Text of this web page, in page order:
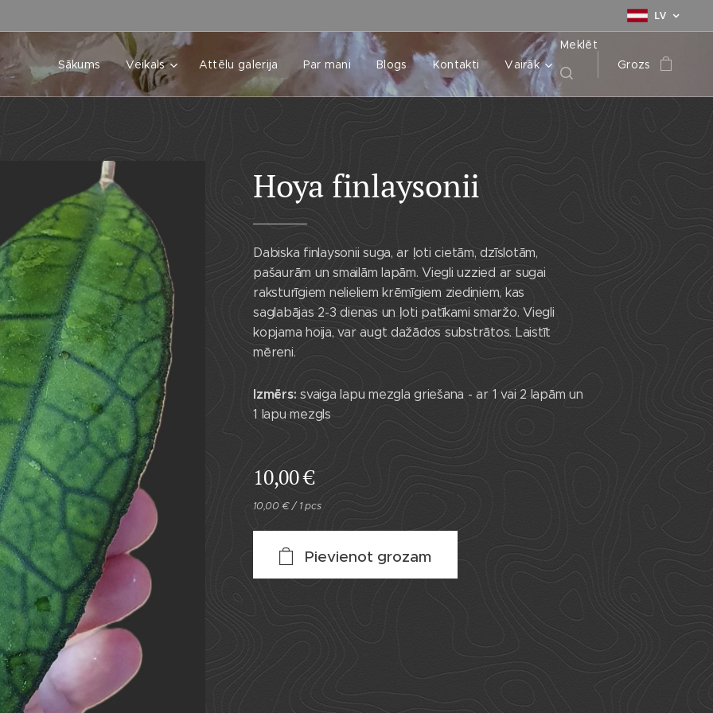
LV
Sākums Veikals Attēlu galerija Par mani Blogs Kontakti Vairāk
Meklēt
Grozs
Hoya finlaysonii
Finlaysonii
Dabiska finlaysonii suga, ar ļoti cietām, dzīslotām,
pašaurām un smailām lapām. Viegli uzzied ar sugai
raksturīgiem nelieliem krēmīgiem ziediņiem, kas
saglabājas 2-3 dienas un ļoti patīkami smaržo. Viegli
kopjama hoija, var augt dažādos substrātos. Laistīt
mēreni.
Izmērs:svaiga lapu mezgla griešana - ar 1 vai 2 lapām un
1 lapu mezgls
10,00€
10,00 € / 1 pcs
Pievienot grozam